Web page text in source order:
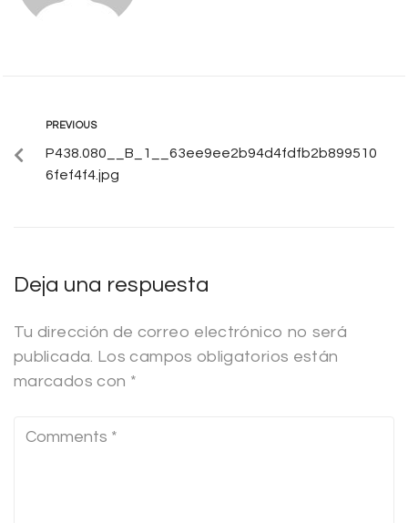
PREVIOUS
P438.080__B_1__63ee9ee2b94d4fdfb2b899510
6fef4f4.jpg
Deja una respuesta
Tu dirección de correo electrónico no será
publicada. Los campos obligatorios están
marcados con *